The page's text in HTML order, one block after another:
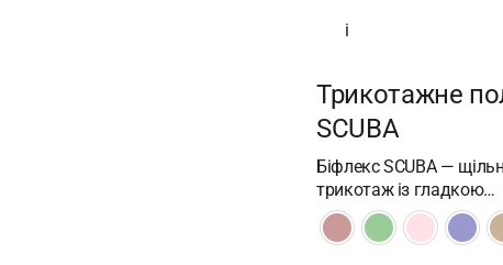
i
Трикотажне
SCUBA
Біфлекс SCUBA —
трикотаж із гладкою…